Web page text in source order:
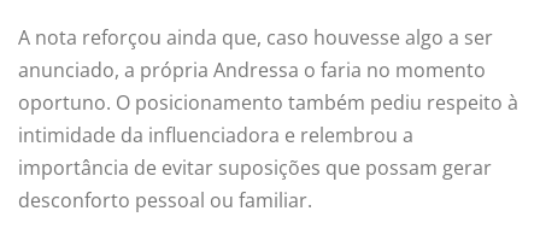
A nota reforçou ainda que, caso houvesse algo a ser
anunciado, a própria Andressa o faria no momento
oportuno. O posicionamento também pediu respeito à
intimidade da influenciadora e relembrou a
importância de evitar suposições que possam gerar
desconforto pessoal ou familiar.